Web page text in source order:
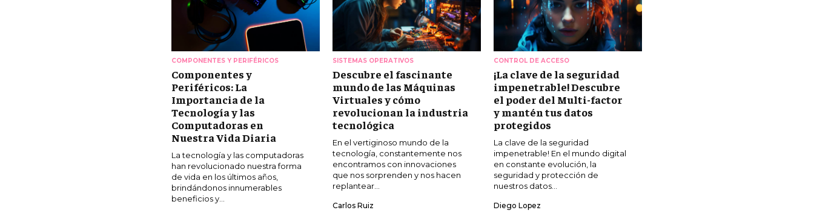
COMPONENTES Y PERIFÉRICOS
Componentes y
Periféricos: La
Importancia de la
Tecnología y las
Computadoras en
Nuestra Vida Diaria
La tecnología y las computadoras
han revolucionado nuestra forma
de vida en los últimos años,
brindándonos innumerables
beneficios y...
SISTEMAS OPERATIVOS
Descubre el fascinante
mundo de las Máquinas
Virtuales y cómo
revolucionan la industria
tecnológica
En el vertiginoso mundo de la
tecnología, constantemente nos
encontramos con innovaciones
que nos sorprenden y nos hacen
replantear...
Carlos Ruiz
CONTROL DE ACCESO
¡La clave de la seguridad
impenetrable! Descubre
el poder del Multi-factor
y mantén tus datos
protegidos
La clave de la seguridad
impenetrable! En el mundo digital
en constante evolución, la
seguridad y protección de
nuestros datos...
Diego Lopez